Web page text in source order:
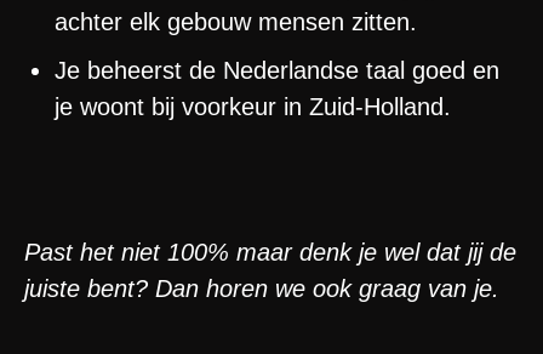
achter elk gebouw mensen zitten.
Je beheerst de Nederlandse taal goed en
je woont bij voorkeur in Zuid-Holland.
Past het niet 100% maar denk je wel dat jij de
juiste bent? Dan horen we ook graag van je.